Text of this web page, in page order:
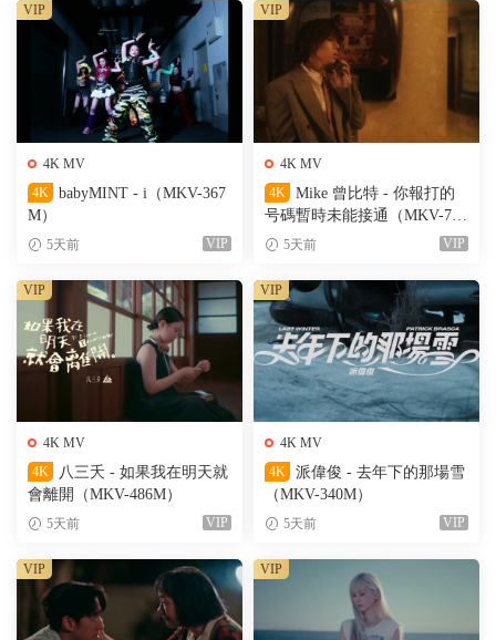
4K MV
4K
babyMINT - i（MKV-367
M）
5天前 VIP
VIP
4K MV
4K
Mike 曾比特 - 你報打的
号碼暫時未能接通（MKV-701
M）5天前 VIP
VIP
4K MV
4K
八三夭 - 如果我在明天就
會離開（MKV-486M）
5天前 VIP
VIP
4K MV
4K
派偉俊 - 去年下的那場雪
（MKV-340M）
5天前 VIP
VIP
VIP VIP